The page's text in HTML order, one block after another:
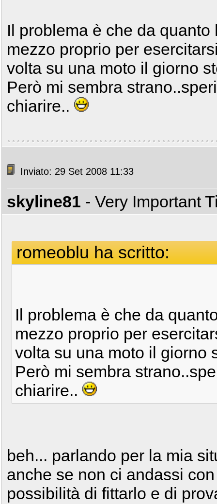
Il problema è che da
mezzo proprio per
volta su una moto il giorno
Però mi sembra
chiarire..
Inviato: 29 Set 2008 11:33
skyline81 - Very Important
romeoblu ha scritto:
Il problema è che da
mezzo proprio per
volta su una moto il giorno
Però mi sembra
chiarire..
beh... parlando per la mia
anche se non ci andassi
possibilità di fittarlo e di